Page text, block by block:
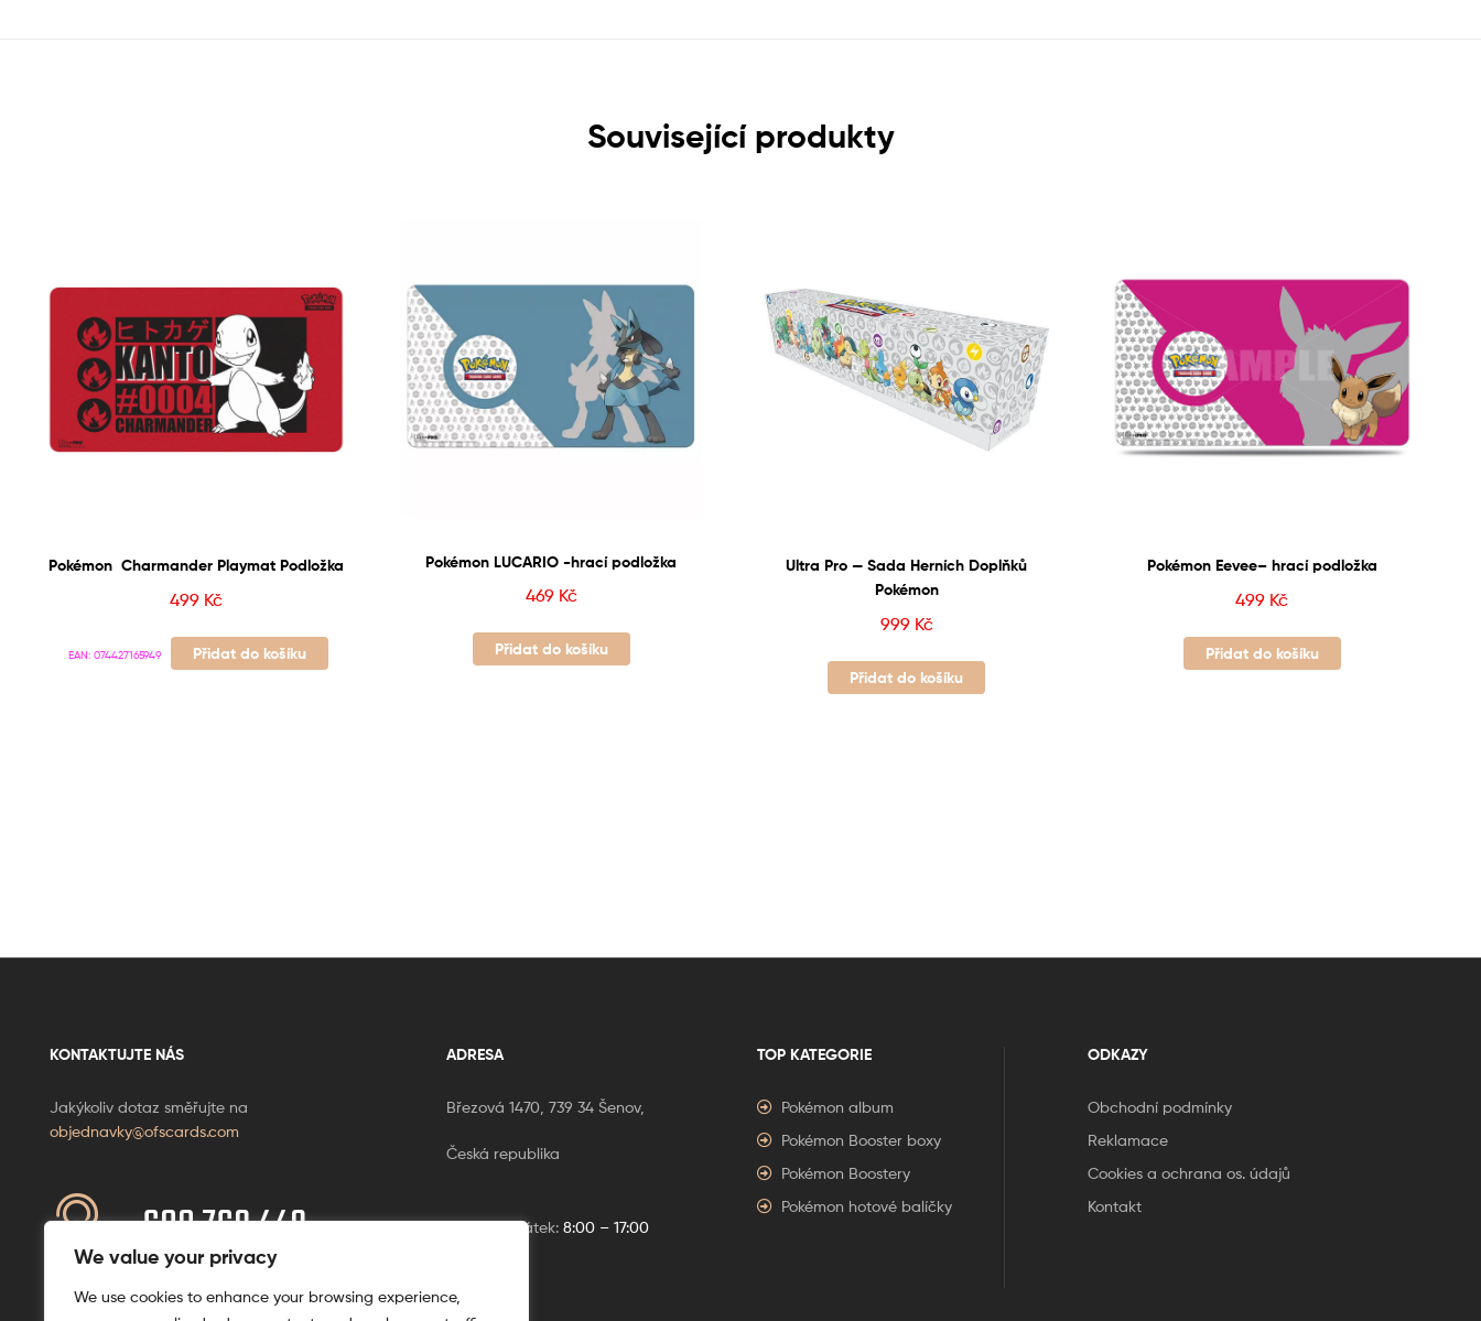
We value your privacy
We use cookies to enhance your browsing experience,
Související produkty
Pokémon Charmander Playmat Podložka
499 Kč
EAN:074427165949 Přidat do košíku
Pokémon LUCARIO -hrací podložka
469 Kč
Přidat do košíku
Ultra Pro — Sada Herních Doplňků
Pokémon
999 Kč
Přidat do košíku
Pokémon Eevee– hrací podložka
499 Kč
Přidat do košíku
KONTAKTUJTE NÁS
Jakýkoliv dotaz směřujte na
objednavky@ofscards.com
608 769 449
ADRESA
Březová 1470, 739 34 Šenov,
Česká republika
Pondělí – Pátek: 8:00 – 17:00
TOP KATEGORIE
Pokémon album
Pokémon Booster boxy
Pokémon Boostery
Pokémon hotové balíčky
ODKAZY
Obchodní podmínky
Reklamace
Cookies a ochrana os. údajů
Kontakt